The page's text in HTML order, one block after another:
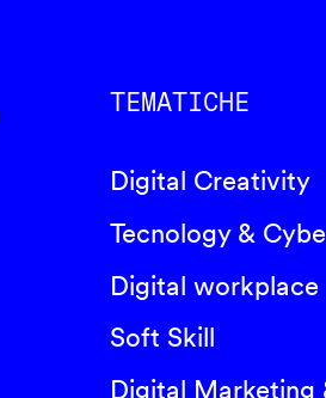
TEMATICHE
Digital Creativity
Tecnology &
Digital workplace
Soft Skill
Digital Marketing